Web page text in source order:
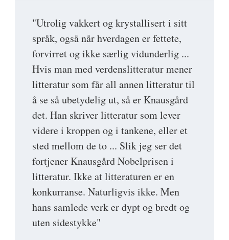
"Utrolig vakkert og krystallisert i sitt
språk, også når hverdagen er fettete,
forvirret og ikke særlig vidunderlig ...
Hvis man med verdenslitteratur mener
litteratur som får all annen litteratur til
å se så ubetydelig ut, så er Knausgård
det. Han skriver litteratur som lever
videre i kroppen og i tankene, eller et
sted mellom de to ... Slik jeg ser det
fortjener Knausgård Nobelprisen i
litteratur. Ikke at litteraturen er en
konkurranse. Naturligvis ikke. Men
hans samlede verk er dypt og bredt og
uten sidestykke"